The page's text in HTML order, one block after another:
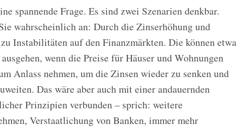
spannende Frage. Es sind zwei Szenarien denkbar.
wahrscheinlich an: Durch die Zinserhöhung und
Instabilitäten auf den Finanzmärkten. Die können etwa
wenn die Preise für Häuser und Wohnungen
Anlass nehmen, um die Zinsen wieder zu senken und
Das wäre aber auch mit einer andauernden
Prinzipien verbunden – sprich: weitere
Verstaatlichung von Banken, immer mehr